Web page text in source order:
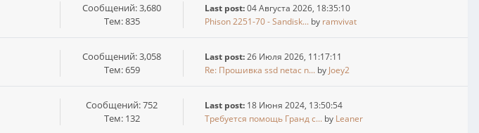
Сообщений: 3,680
Тем: 835
Last post:04 Августа 2026, 18:35:10
Phison 2251-70 - Sandisk... by ramvivat
Сообщений: 3,058
Тем: 659
Last post:26 Июля 2026, 11:17:11
Re: Прошивка ssd netac n... by Joey2
Сообщений: 752
Тем: 132
Last post: 18 Июня 2024, 13:50:54
Требуется помощь Гранд с... by Leaner